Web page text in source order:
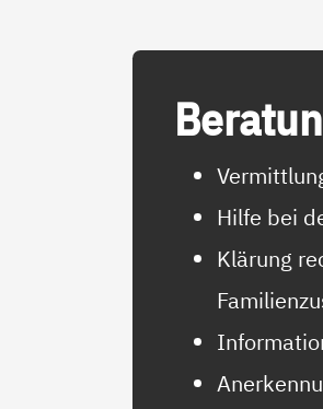
Hilfe bei
Klärung